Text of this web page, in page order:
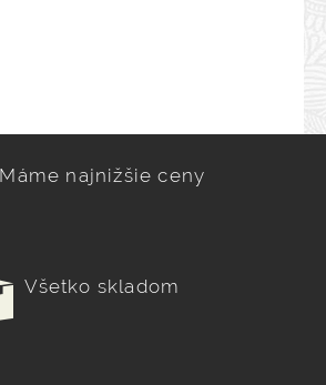
Máme najnižšie ceny
Všetko skladom